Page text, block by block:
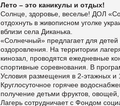
Лето – это каникулы и отдых!
Солнце, здоровье, веселье! ДОЛ
отдохнуть в живописном уголке
вблизи села Диканька.
«Солнечный» предлагает для
оздоровления. На территории
кинозал, проводятся ежедневные
спортивные соревнования. В
Условия размещения в 2-этажных и
Круглосуточное горячее
получение детьми фруктов,
Лагерь сотрудничает с Фондом